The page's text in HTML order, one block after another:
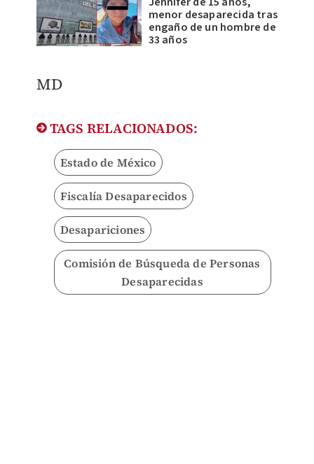
menor desaparecida tras
engaño de un hombre de
33 años
MD
TAGS RELACIONADOS:
Estado de México
Fiscalía Desaparecidos
Desapariciones
Comisión de Búsqueda de Personas
Desaparecidas